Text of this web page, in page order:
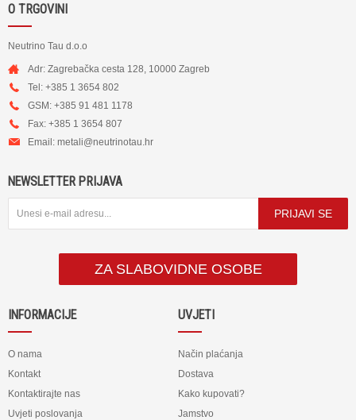
O TRGOVINI
Neutrino Tau d.o.o
Adr: Zagrebačka cesta 128, 10000 Zagreb
Tel: +385 1 3654 802
GSM: +385 91 481 1178
Fax: +385 1 3654 807
Email: metali@neutrinotau.hr
NEWSLETTER PRIJAVA
PRIJAVI SE
ZA SLABOVIDNE OSOBE
INFORMACIJE
O nama
Kontakt
Kontaktirajte nas
Uvjeti poslovanja
UVJETI
Način plaćanja
Dostava
Kako kupovati?
Jamstvo